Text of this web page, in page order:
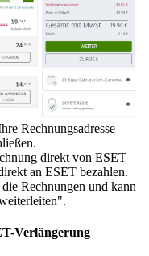
Rechnungsadresse
direkt von ESET
an ESET bezahlen.
Rechnungen und kann
Verlängerung